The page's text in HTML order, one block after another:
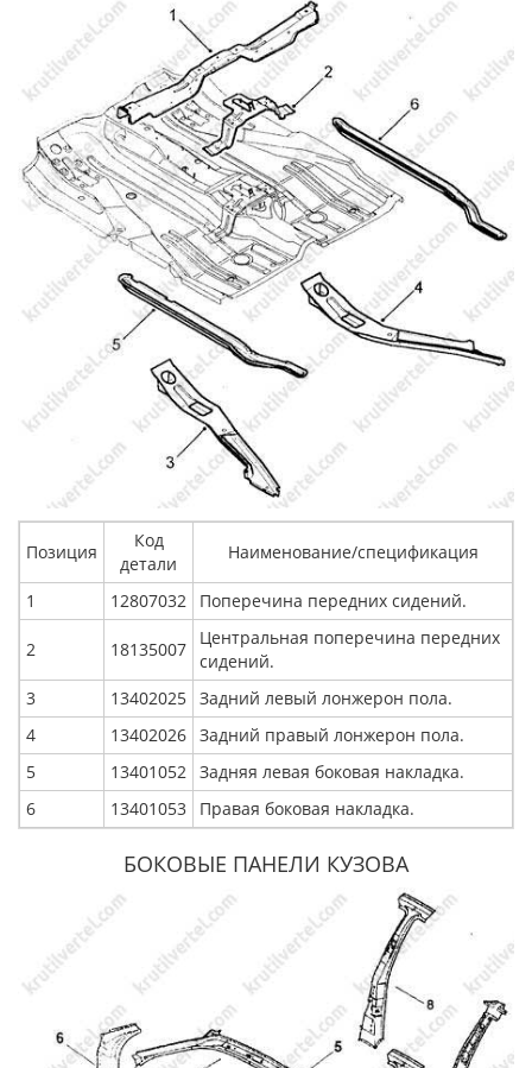
Позиция
Код
детали
Наименование/спецификация
1 12807032 Поперечина передних сидений.
2 18135007
Центральная поперечина передних
сидений.
3
13402025 Задний левый лонжерон пола.
4
13402026 Задний правый лонжерон пола.
5
13401052 Задняя левая боковая накладка.
6
13401053 Правая боковая накладка.
БОКОВЫЕ ПАНЕЛИ КУЗОВА